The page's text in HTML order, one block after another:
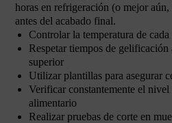
horas en refrigeración (o mejor
antes del acabado final.
Controlar la temperatura de
Respetar tiempos de gelificación
superior
Utilizar plantillas para asegurar
Verificar constantemente el
alimentario
Realizar pruebas de corte en